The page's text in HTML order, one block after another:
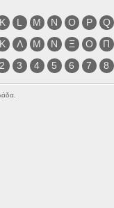
K L M N O P
Q
Κ Λ Μ Ν Ξ Ο
Π
2 3 4 5 6 7 8